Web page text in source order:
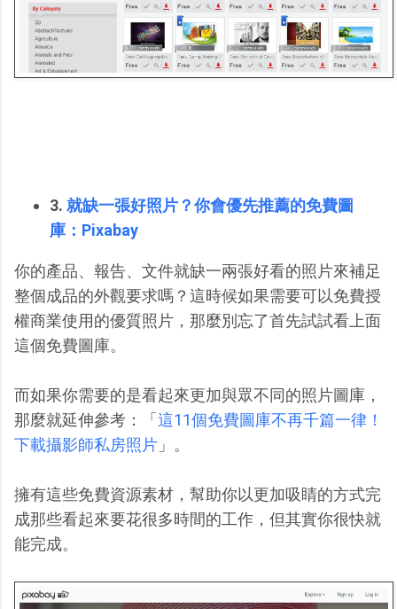
3. 就缺一張好照片？你會優先推薦的免費圖
庫：Pixabay
你的產品、報告、文件就缺一兩張好看的照片來補足
整個成品的外觀要求嗎？這時候如果需要可以免費授
權商業使用的優質照片，那麼別忘了首先試試看上面
這個免費圖庫。
而如果你需要的是看起來更加與眾不同的照片圖庫，
那麼就延伸參考：「這11個免費圖庫不再千篇一律！
下載攝影師私房照片 」。
擁有這些免費資源素材，幫助你以更加吸睛的方式完
成那些看起來要花很多時間的工作，但其實你很快就
能完成。